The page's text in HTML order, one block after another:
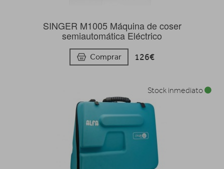
SINGER M1005 Máquina de coser
semiautomática Eléctrico
Comprar 126€
Stock inmediato